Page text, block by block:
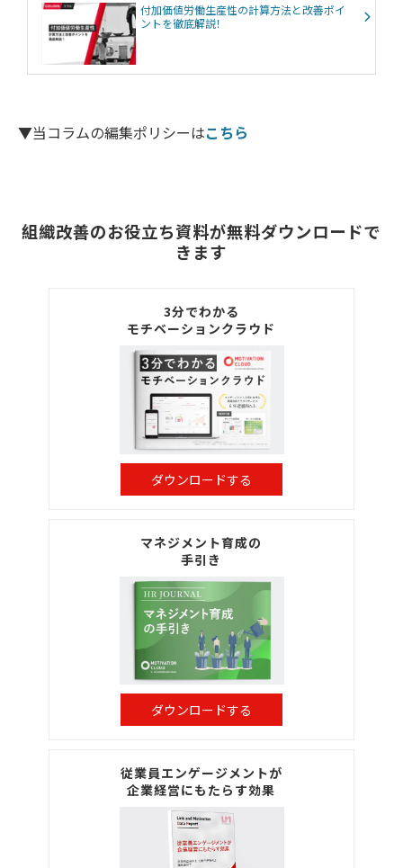
付加価値労働生産性の計算方法と改善ポイ
ントを徹底解説！
▼当コラムの編集ポリシーはこちら
組織改善のお役立ち資料が無料ダウンロードで
きます
3分でわかる
モチベーションクラウド
ダウンロードする
マネジメント育成の
手引き
ダウンロードする
従業員エンゲージメントが
企業経営にもたらす効果